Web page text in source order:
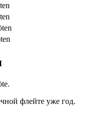
флейте уже год.